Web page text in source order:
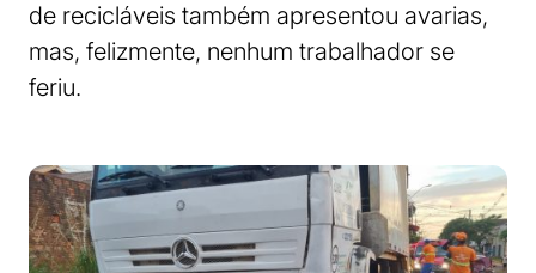
de recicláveis também apresentou avarias,
mas, felizmente, nenhum trabalhador se
feriu.